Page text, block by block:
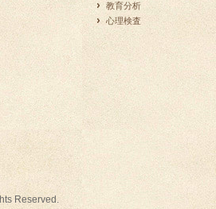
教育分析
心理検査
Reserved.